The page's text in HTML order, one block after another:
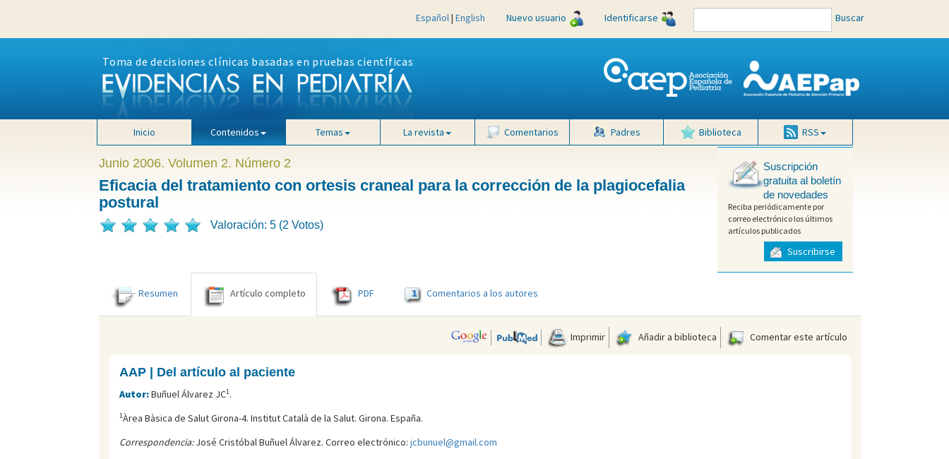
Español| English Nuevo usuario Identificarse Buscar
Toma de decisiones clínicas basadas en pruebas científicas
Inicio Contenidos Temas La revista Comentarios Padres Biblioteca RSS
Junio 2006. Volumen 2. Número 2
Eficacia del tratamiento con ortesis craneal para la corrección de la plagiocefalia
postural
Valoración: 5 (2 Votos)
Suscripción
gratuita al boletín
de novedades
Reciba periódicamente por
correo electrónico los últimos
artículos publicados
Suscribirse
Resumen Artículo completo PDF 1 Comentarios a los autores
Imprimir Añadir a biblioteca Comentar este artículo
AAP | Del artículo al paciente
Autor:Buñuel Álvarez JC1.
1Àrea Bàsica de Salut Girona-4. Institut Català de la Salut. Girona. España.
Correspondencia:José Cristóbal Buñuel Álvarez. Correo electrónico: jcbunuel@gmail.com